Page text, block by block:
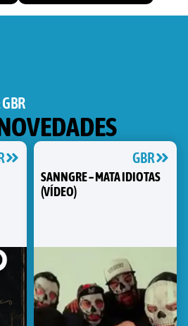
GBR
SANNGRE – MATA IDIOTAS
(VÍDEO)